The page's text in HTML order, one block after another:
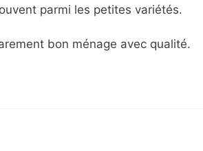
parmi les petites variétés.
bon ménage avec qualité.